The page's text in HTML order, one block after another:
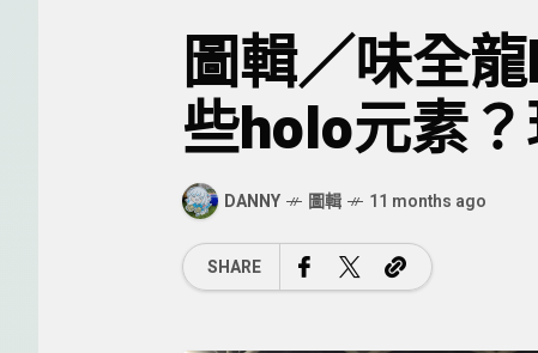
圖輯／味全
些holo元素
DANNY 圖輯 11 months ago
SHARE